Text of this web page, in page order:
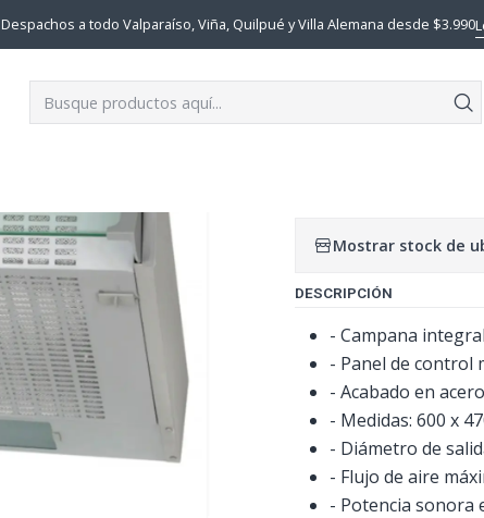
Despachos a todo Valparaíso, Viña, Quilpué y Villa Alemana desde $3.990
Inicio MUEBLES COCINA CAMPANA F-2060 X/C CATA
CAMPANA
Mostrar stock de
DESCRIPCIÓN
- Campana
- Panel de control
- Acabado en
- Medidas: 600 x
- Diámetro de
- Flujo de aire
- Potencia sonora